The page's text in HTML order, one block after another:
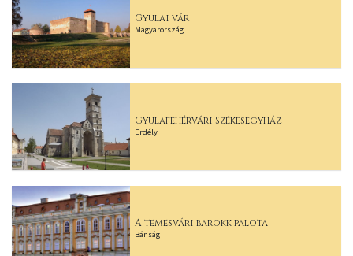
Gyulai vár
Magyarország
Gyulafehérvári Székesegyház
Erdély
A temesvári barokk palota
Bánság